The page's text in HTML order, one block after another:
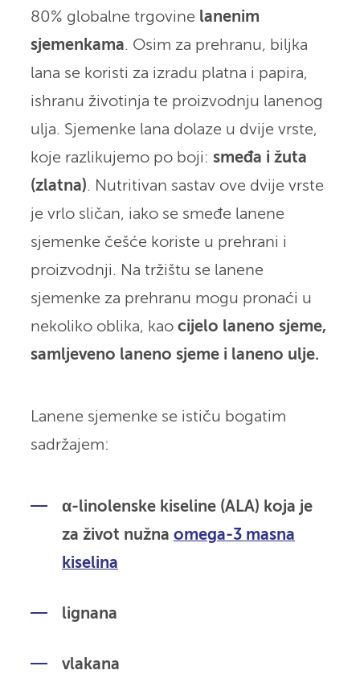
80% globalne trgovine lanenim
sjemenkama. Osim za prehranu, biljka
lana se koristi za izradu platna i papira,
ishranu životinja te proizvodnju lanenog
ulja. Sjemenke lana dolaze u dvije vrste,
koje razlikujemo po boji: smeđa i žuta
(zlatna). Nutritivan sastav ove dvije vrste
je vrlo sličan, iako se smeđe lanene
sjemenke češće koriste u prehrani i
proizvodnji. Na tržištu se lanene
sjemenke za prehranu mogu pronaći u
nekoliko oblika, kao cijelo laneno sjeme,
samljeveno laneno sjeme i laneno ulje.
Lanene sjemenke se ističu bogatim
sadržajem:
α-linolenske kiseline (ALA) koja je
za život nužna omega-3 masna
kiselina
lignana
vlakana